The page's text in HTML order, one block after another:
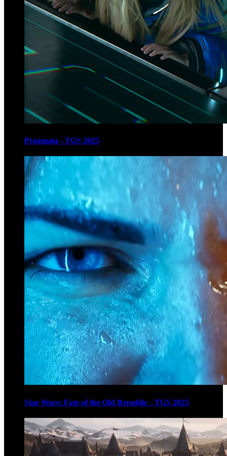
Pragmata - TGS 2025
Star Wars: Fate of the Old Republic - TGS 2025